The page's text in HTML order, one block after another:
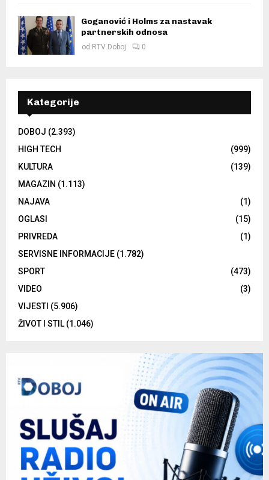
Goganović i Holms za nastavak
partnerskih odnosa
od RTV Doboj 0
Kategorije
DOBOJ (2.393)
HIGH TECH
(999)
KULTURA
(139)
MAGAZIN (1.113)
NAJAVA
(1)
OGLASI
(15)
PRIVREDA
(1)
SERVISNE INFORMACIJE (1.782)
SPORT
(473)
VIDEO
(3)
VIJESTI (5.906)
ŽIVOT I STIL (1.046)